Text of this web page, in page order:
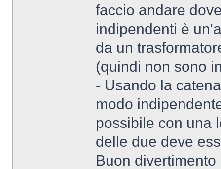
faccio andare
indipendenti è
da un
(quindi non sono
- Usando la
modo
possibile con una
delle due deve
Buon